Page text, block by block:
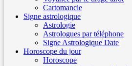
Cartomancie
Signe astrologique
Astrologie
Astrologues par téléphone
Signe Astrologique Date
Horoscope du jour
Horoscope